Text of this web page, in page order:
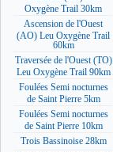
Oxygène Trail 30km
Ascension de l'Ouest
(AO) Leu Oxygène Trail
60km
Traversée de l'Ouest (TO)
Leu Oxygène Trail 90km
Foulées Semi nocturnes
de Saint Pierre 5km
Foulées Semi nocturnes
de Saint Pierre 10km
Trois Bassinoise 28km